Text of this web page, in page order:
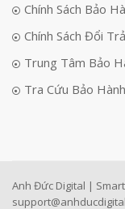
Chính Sách Bảo
Chính Sách Đổi Trả
Trung Tâm Bảo
Tra Cứu Bảo Hành
Anh Đức Digital |